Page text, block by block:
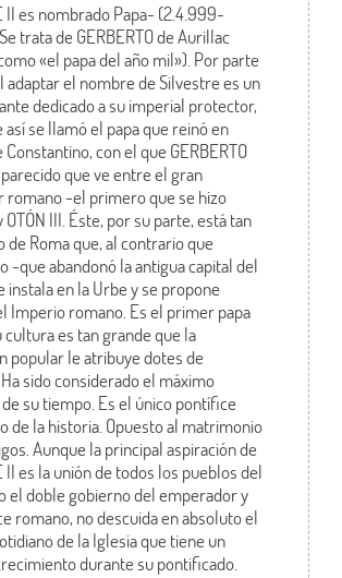
II es nombrado Papa- (2.4.999-
trata de GERBERTO de Aurillac
«el papa del año mil»). Por parte
adaptar el nombre de Silvestre es un
dedicado a su imperial protector,
así se llamó el papa que reinó en
con el que GERBERTO
que ve entre el gran
romano -el primero que se hizo
III. Éste, por su parte, está tan
de Roma que, al contrario que
-que abandonó la antigua capital del
instala en la Urbe y se propone
Imperio romano. Es el primer papa
cultura es tan grande que la
popular le atribuye dotes de
sido considerado el máximo
su tiempo. Es el único pontífice
de la historia. Opuesto al matrimonio
Aunque la principal aspiración de
II es la unión de todos los pueblos del
el doble gobierno del emperador y
romano, no descuida en absoluto el
de la Iglesia que tiene un
durante su pontificado.